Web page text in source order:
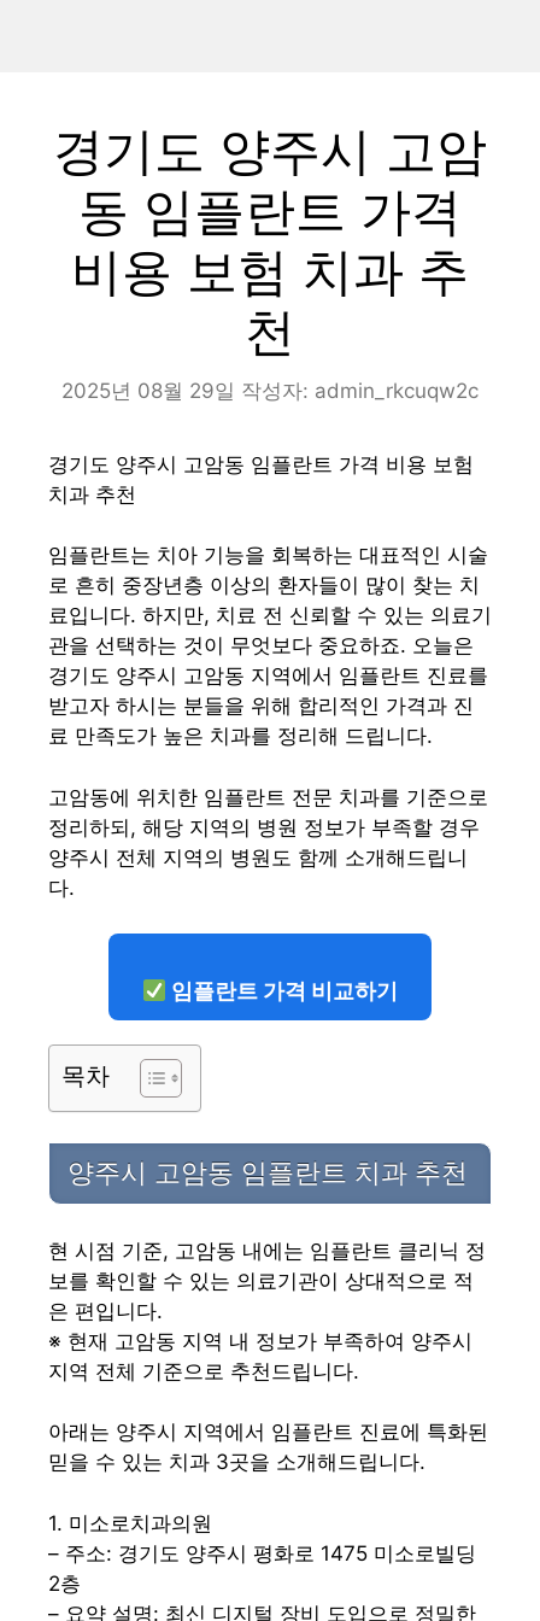
경기도 양주시 고암
동 임플란트 가격
비용 보험 치과 추
천
2025년 08월 29일 작성자: admin_rkcuqw2c
경기도 양주시 고암동 임플란트 가격 비용 보험
치과 추천
임플란트는 치아 기능을 회복하는 대표적인 시술
로 흔히 중장년층 이상의 환자들이 많이 찾는 치
료입니다. 하지만, 치료 전 신뢰할 수 있는 의료기
관을 선택하는 것이 무엇보다 중요하죠. 오늘은
경기도 양주시 고암동 지역에서 임플란트 진료를
받고자 하시는 분들을 위해 합리적인 가격과 진
료 만족도가 높은 치과를 정리해 드립니다.
고암동에 위치한 임플란트 전문 치과를 기준으로
정리하되, 해당 지역의 병원 정보가 부족할 경우
양주시 전체 지역의 병원도 함께 소개해드립니
다.
임플란트 가격 비교하기
목차
양주시 고암동 임플란트 치과 추천
현 시점 기준, 고암동 내에는 임플란트 클리닉 정
보를 확인할 수 있는 의료기관이 상대적으로 적
은 편입니다.
※ 현재 고암동 지역 내 정보가 부족하여 양주시
지역 전체 기준으로 추천드립니다.
아래는 양주시 지역에서 임플란트 진료에 특화된
믿을 수 있는 치과 3곳을 소개해드립니다.
1. 미소로치과의원
– 주소: 경기도 양주시 평화로 1475 미소로빌딩
2층
– 요약 설명: 최신 디지털 장비 도입으로 정밀한